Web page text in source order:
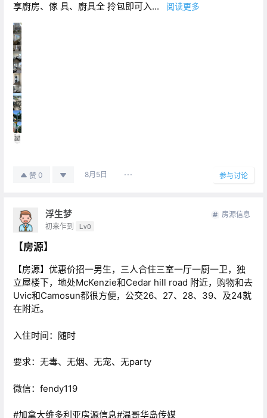
享廚房、傢 具、廚具全 拎包即可入...
阅读更多
赞 0 8月5日 参与讨论
浮生梦
初来乍到 Lv0
房源信息
【房源】
【房源】优惠价招一男生，三人合住三室一厅一厨一卫，独
立屋楼下，地处McKenzie和Cedar hill road 附近，购物和去
Uvic和Camosun都很方便，公交26、27、28、39、及24就
在附近。
入住时间：随时
要求：无毒、无烟、无宠、无party
微信：fendy119
#加拿大维多利亚房源信息#温哥华岛传媒